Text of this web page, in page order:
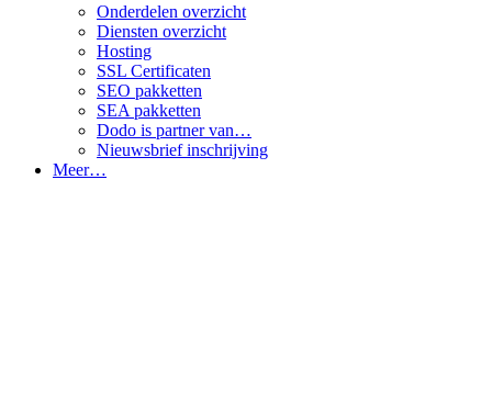
Onderdelen overzicht
Diensten overzicht
Hosting
SSL Certificaten
SEO pakketten
SEA pakketten
Dodo is partner van…
Nieuwsbrief inschrijving
Meer…